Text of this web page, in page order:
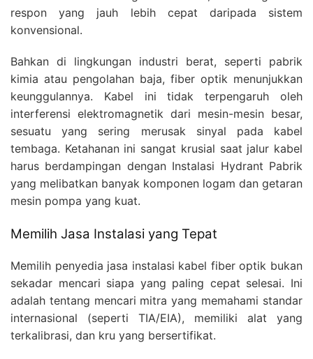
respon yang jauh lebih cepat daripada sistem
konvensional.
Bahkan di lingkungan industri berat, seperti pabrik
kimia atau pengolahan baja, fiber optik menunjukkan
keunggulannya. Kabel ini tidak terpengaruh oleh
interferensi elektromagnetik dari mesin-mesin besar,
sesuatu yang sering merusak sinyal pada kabel
tembaga. Ketahanan ini sangat krusial saat jalur kabel
harus berdampingan dengan Instalasi Hydrant Pabrik
yang melibatkan banyak komponen logam dan getaran
mesin pompa yang kuat.
Memilih Jasa Instalasi yang Tepat
Memilih penyedia jasa instalasi kabel fiber optik bukan
sekadar mencari siapa yang paling cepat selesai. Ini
adalah tentang mencari mitra yang memahami standar
internasional (seperti TIA/EIA), memiliki alat yang
terkalibrasi, dan kru yang bersertifikat.